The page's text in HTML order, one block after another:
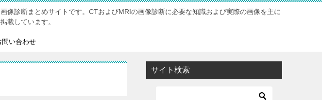
画像診断まとめサイトです。CTおよびMRIの画像診断に必要な知識および実際の画像を主に
掲載しています。
問い合わせ
サイト検索